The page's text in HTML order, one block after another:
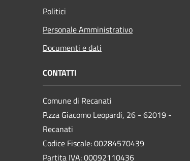
Politici
Personale Amministrativo
Documenti e dati
CONTATTI
Comune di Recanati
P.zza Giacomo Leopardi, 26 - 62019 -
Recanati
Codice Fiscale: 00284570439
Partita IVA: 00092110436